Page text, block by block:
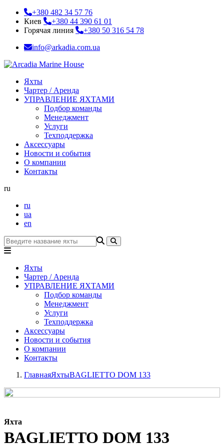
+380 482 34 57 76
Киев
+380 44 390 61 01
Горячая линия
+380 50 316 54 78
info@arkadia.com.ua
Яхты
Чартер / Аренда
УПРАВЛЕНИЕ ЯХТАМИ
Подбор команды
Менеджмент
Услуги
Техподдержка
Аксессуары
Новости и события
О компании
Контакты
ru
ru
ua
en
Яхты
Чартер / Аренда
УПРАВЛЕНИЕ ЯХТАМИ
Подбор команды
Менеджмент
Услуги
Техподдержка
Аксессуары
Новости и события
О компании
Контакты
ГлавнаяЯхтыBAGLIETTO DOM 133
Яхта
BAGLIETTO DOM 133